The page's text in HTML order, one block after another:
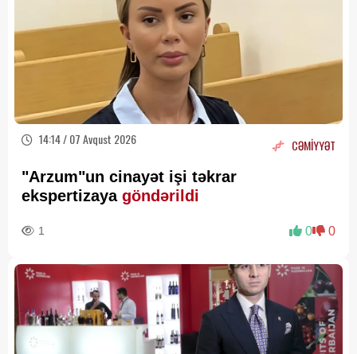
14:14 / 07 Avqust 2026 CƏMİYYƏT
"Arzum"un cinayət işi təkrar
ekspertizaya göndərildi
1 0 0